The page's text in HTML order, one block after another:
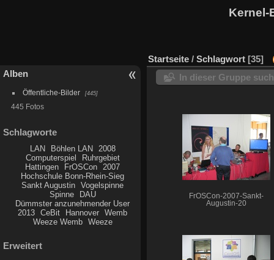
Kernel-
Alben
Öffentliche-Bilder 445
445 Fotos
Schlagworte
LAN Böhlen LAN
2008
Computerspiel
Ruhrgebiet
Hattingen
FrOSCon
2007
Hochschule Bonn-Rhein-Sieg
Sankt Augustin
Vogelspinne
Spinne
DAU
Dümmster anzunehmender User
2013
CeBit Hannover
Wemb
Weeze Wemb
Weeze
Erweitert
Startseite / Schlagwort 35
In dieser Gruppe
FrOSCon-2007-Sankt-
Augustin-20